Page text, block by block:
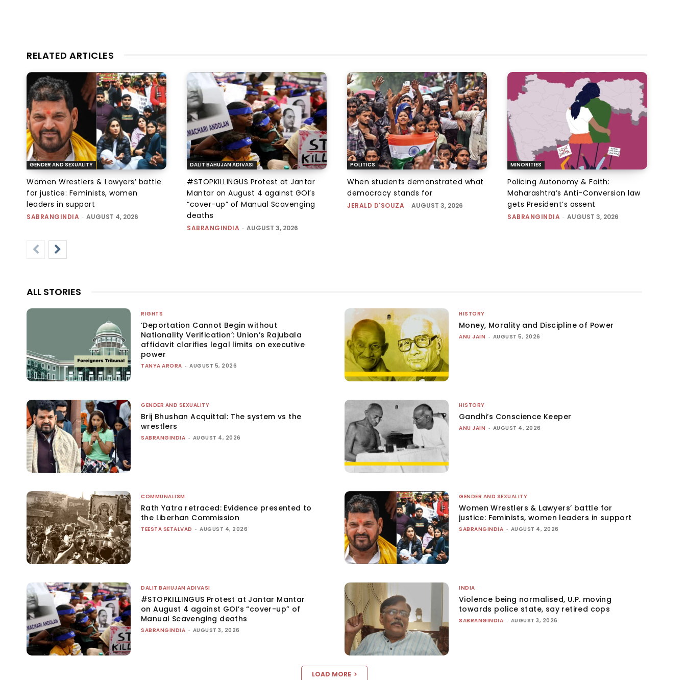
RELATED ARTICLES
GENDER AND SEXUALITY
Women Wrestlers & Lawyers’ battle
for justice: Feminists, women
leaders in support
SABRANGINDIA - AUGUST 4, 2026
DALIT BAHUJAN ADIVASI
#STOPKILLINGUS Protest at Jantar
Mantar on August 4 against GOI’s
“cover-up” of Manual Scavenging
deaths
SABRANGINDIA - AUGUST 3, 2026
POLITICS
When students demonstrated what
democracy stands for
JERALD D'SOUZA - AUGUST 3, 2026
MINORITIES
Policing Autonomy & Faith:
Maharashtra’s Anti-Conversion law
gets President’s assent
SABRANGINDIA - AUGUST 3, 2026
ALL STORIES
RIGHTS
‘Deportation Cannot Begin without
Nationality Verification’: Union’s Rajubala
affidavit clarifies legal limits on executive
power
TANYA ARORA - AUGUST 5, 2026
HISTORY
Money, Morality and Discipline of Power
ANU JAIN - AUGUST 5, 2026
GENDER AND SEXUALITY
Brij Bhushan Acquittal: The system vs the
wrestlers
SABRANGINDIA - AUGUST 4, 2026
HISTORY
Gandhi’s Conscience Keeper
ANU JAIN - AUGUST 4, 2026
COMMUNALISM
Rath Yatra retraced: Evidence presented to
the Liberhan Commission
TEESTA SETALVAD - AUGUST 4, 2026
GENDER AND SEXUALITY
Women Wrestlers & Lawyers’ battle for
justice: Feminists, women leaders in support
SABRANGINDIA - AUGUST 4, 2026
DALIT BAHUJAN ADIVASI
#STOPKILLINGUS Protest at Jantar Mantar
on August 4 against GOI’s “cover-up” of
Manual Scavenging deaths
SABRANGINDIA - AUGUST 3, 2026
INDIA
Violence being normalised, U.P. moving
towards police state, say retired cops
SABRANGINDIA - AUGUST 3, 2026
LOAD MORE